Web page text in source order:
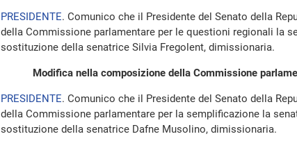
PRESIDENTE. Comunico che il Presidente del Senato della
della Commissione parlamentare per le questioni regionali la
sostituzione della senatrice Silvia Fregolent, dimissionaria.
Modifica nella composizione della Commissione
PRESIDENTE. Comunico che il Presidente del Senato della
della Commissione parlamentare per la semplificazione la
sostituzione della senatrice Dafne Musolino, dimissionaria.